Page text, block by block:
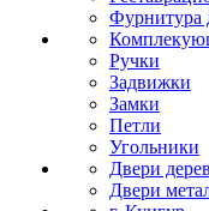
Фурнитура
Ручки
Задвижки
Замки
Петли
Угольники
Двери
Двери